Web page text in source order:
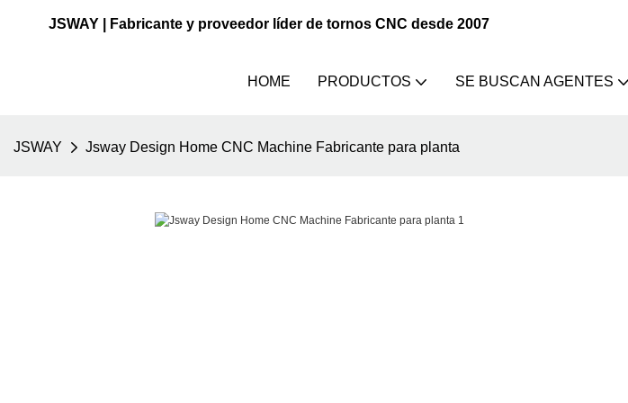
JSWAY | Fabricante y proveedor líder de tornos CNC desde 2007
HOME PRODUCTOS SE BUSCAN AGENTES
JSWAY Jsway Design Home CNC Machine Fabricante para planta